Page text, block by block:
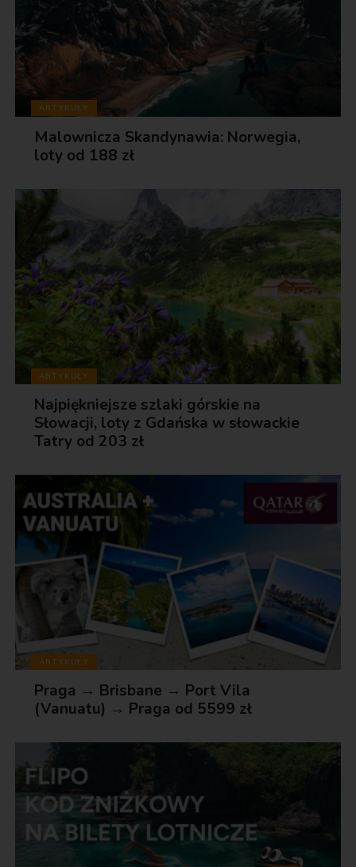
ARTYKUŁY
Malownicza Skandynawia: Norwegia,
loty od 188 zł
ARTYKUŁY
Najpiękniejsze szlaki górskie na
Słowacji, loty z Gdańska w słowackie
Tatry od 203 zł
ARTYKUŁY
Praga → Brisbane → Port Vila
(Vanuatu) → Praga od 5599 zł